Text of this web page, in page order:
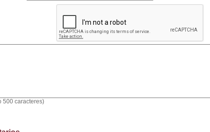
500 caracteres)